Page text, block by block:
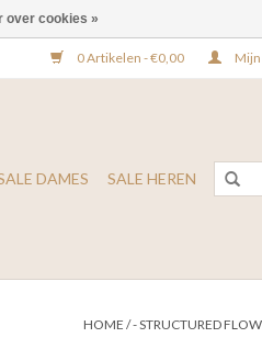
0 Artikelen - €0,00
DAMES SALE HEREN
HOME /- STRUCTURED
over cookies »